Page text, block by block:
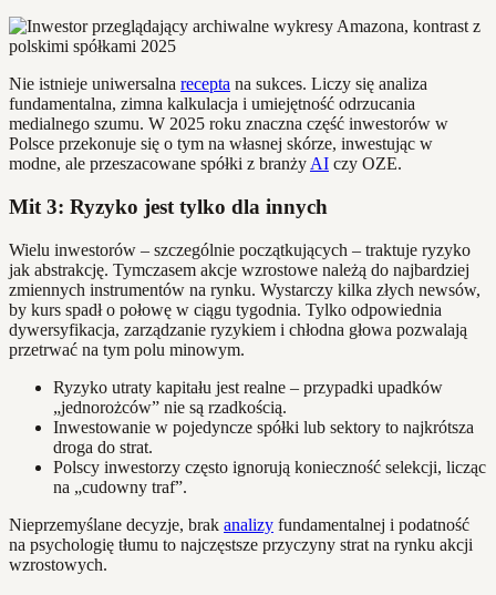
Nie istnieje uniwersalna recepta na sukces. Liczy się analiza
fundamentalna, zimna kalkulacja i umiejętność odrzucania
medialnego szumu. W 2025 roku znaczna część inwestorów w
Polsce przekonuje się o tym na własnej skórze, inwestując w
modne, ale przeszacowane spółki z branży AI czy OZE.
Mit 3: Ryzyko jest tylko dla innych
Wielu inwestorów – szczególnie początkujących – traktuje ryzyko
jak abstrakcję. Tymczasem akcje wzrostowe należą do najbardziej
zmiennych instrumentów na rynku. Wystarczy kilka złych newsów,
by kurs spadł o połowę w ciągu tygodnia. Tylko odpowiednia
dywersyfikacja, zarządzanie ryzykiem i chłodna głowa pozwalają
przetrwać na tym polu minowym.
Ryzyko utraty kapitału jest realne – przypadki upadków
„jednorożców” nie są rzadkością.
Inwestowanie w pojedyncze spółki lub sektory to najkrótsza
droga do strat.
Polscy inwestorzy często ignorują konieczność selekcji, licząc
na „cudowny traf”.
Nieprzemyślane decyzje, brak analizy fundamentalnej i podatność
na psychologię tłumu to najczęstsze przyczyny strat na rynku akcji
wzrostowych.